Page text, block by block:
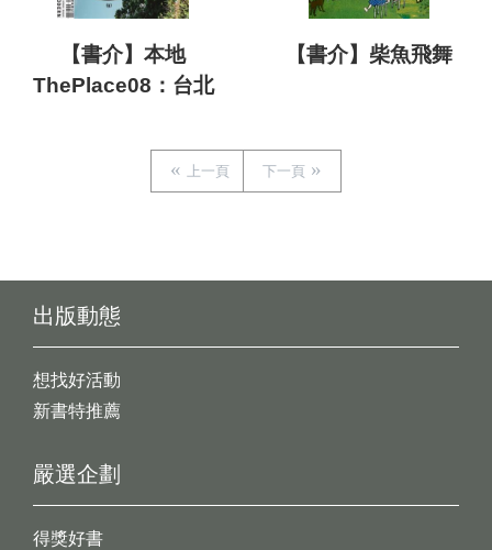
【書介】本地
ThePlace08：台北
【書介】柴魚飛舞
上一頁 下一頁
出版動態
想找好活動
新書特推薦
嚴選企劃
得獎好書